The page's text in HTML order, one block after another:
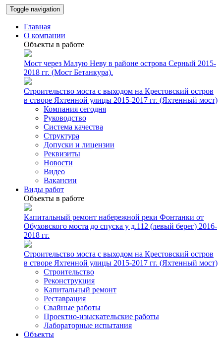
Toggle navigation
Главная
О компании
Объекты в работе
Мост через Малую Неву в районе острова Серный 2015-
2018 гг. (Мост Бетанкура).
Строительство моста с выходом на Крестовский остров
в створе Яхтенной улицы 2015-2017 гг. (Яхтенный мост)
Компания сегодня
Руководство
Система качества
Структура
Допуски и лицензии
Реквизиты
Новости
Видео
Вакансии
Виды работ
Объекты в работе
Капитальный ремонт набережной реки Фонтанки от
Обуховского моста до спуска у д.112 (левый берег) 2016-
2018 гг.
Строительство моста с выходом на Крестовский остров
в створе Яхтенной улицы 2015-2017 гг. (Яхтенный мост)
Строительство
Реконструкция
Капитальный ремонт
Реставрация
Свайные работы
Проектно-изыскательские работы
Лабораторные испытания
Объекты